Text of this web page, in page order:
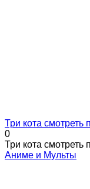
Три кота смотреть
0
Три кота смотреть
Аниме и Мульты